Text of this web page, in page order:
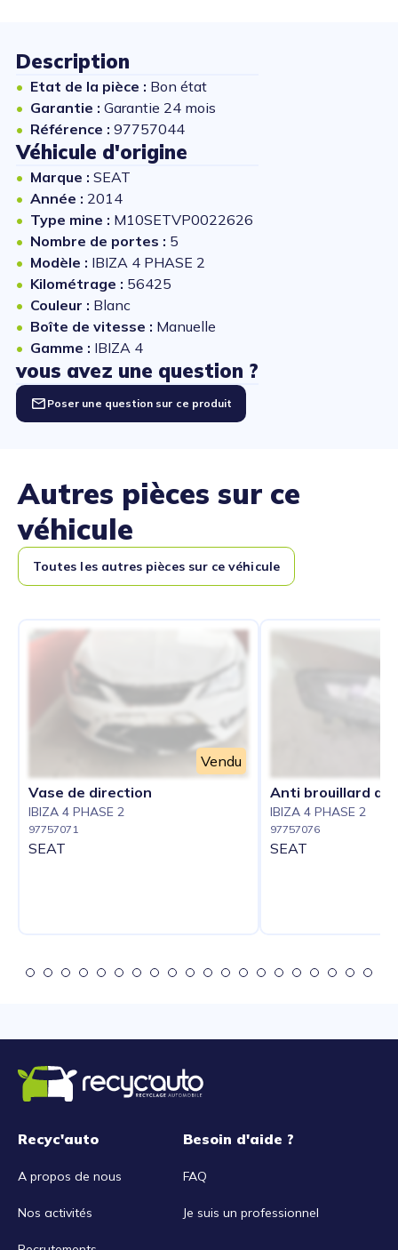
Description
Etat de la pièce : Bon état
Garantie : Garantie 24 mois
Référence : 97757044
Véhicule d'origine
Marque : SEAT
Année : 2014
Type mine : M10SETVP0022626
Nombre de portes : 5
Modèle : IBIZA 4 PHASE 2
Kilométrage : 56425
Couleur : Blanc
Boîte de vitesse : Manuelle
Gamme : IBIZA 4
vous avez une question ?
Poser une question sur ce produit
Autres pièces sur ce
véhicule
Toutes les autres pièces sur ce véhicule
Vendu
Vase de direction
IBIZA 4 PHASE 2
97757071
SEAT
Anti brouillard
IBIZA 4 PHASE 2
97757076
SEAT
Recyc'auto
A propos de nous
Nos activités
Besoin d'aide ?
FAQ
Je suis un professionnel